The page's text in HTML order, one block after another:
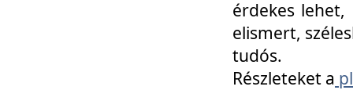
érdekes lehet,
elismert,
tudós.
Részleteket a